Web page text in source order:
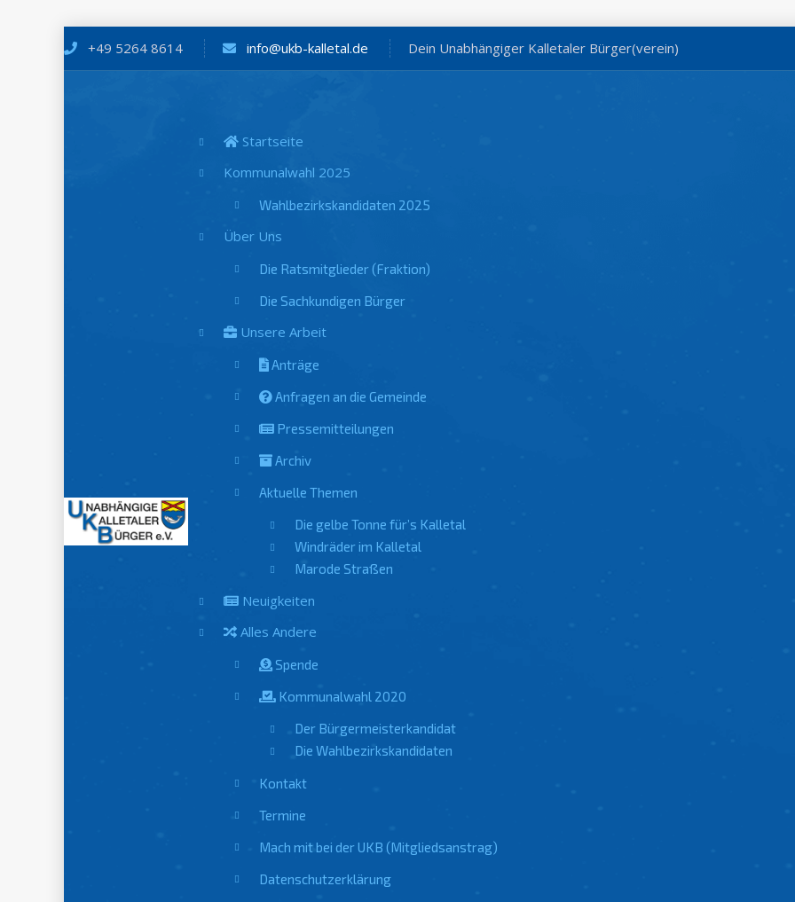
+49 5264 8614 info@ukb-kalletal.de Dein Unabhängiger Kalletaler Bürger(verein)
Startseite
Kommunalwahl 2025
Wahlbezirkskandidaten 2025
Über Uns
Die Ratsmitglieder (Fraktion)
Die Sachkundigen Bürger
Unsere Arbeit
Anträge
Anfragen an die Gemeinde
Pressemitteilungen
Archiv
Aktuelle Themen
Die gelbe Tonne für’s Kalletal
Windräder im Kalletal
Marode Straßen
Neuigkeiten
Alles Andere
Spende
Kommunalwahl 2020
Der Bürgermeisterkandidat
Die Wahlbezirkskandidaten
Kontakt
Termine
Mach mit bei der UKB (Mitgliedsanstrag)
Datenschutzerklärung